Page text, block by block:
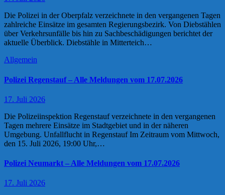
Die Polizei in der Oberpfalz verzeichnete in den vergangenen Tagen
zahlreiche Einsätze im gesamten Regierungsbezirk. Von Diebstählen
über Verkehrsunfälle bis hin zu Sachbeschädigungen berichtet der
aktuelle Überblick. Diebstähle in Mitterteich…
Allgemein
Polizei Regenstauf – Alle Meldungen vom 17.07.2026
17. Juli 2026
Die Polizeiinspektion Regenstauf verzeichnete in den vergangenen
Tagen mehrere Einsätze im Stadtgebiet und in der näheren
Umgebung. Unfallflucht in Regenstauf Im Zeitraum vom Mittwoch,
den 15. Juli 2026, 19:00 Uhr,…
Polizei Neumarkt – Alle Meldungen vom 17.07.2026
17. Juli 2026